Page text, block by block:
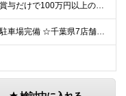
★月給30万円以上 ★賞与だけで100万円以上の支給実績も ★1年で年収1000万円のメンバー在籍 ★インセンティブで月20万円獲得した実績も 月給30万円～50万円＋賞与年1回（最大3カ月分）＋イ
☆マイカー通勤OK・駐車場完備 ☆千葉県7店舗で募集 ☆2026年新店舗立ち上げ店舗あり ☆転勤なし 本社、もしくは以下店舗での勤務になります。 【本社】 千葉県印旛郡酒々井町本佐倉457-2